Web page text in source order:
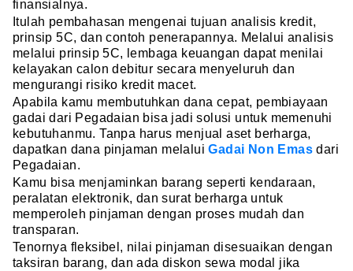
finansialnya.
Itulah pembahasan mengenai tujuan analisis kredit,
prinsip 5C, dan contoh penerapannya. Melalui analisis
melalui prinsip 5C, lembaga keuangan dapat menilai
kelayakan calon debitur secara menyeluruh dan
mengurangi risiko kredit macet.
Apabila kamu membutuhkan dana cepat, pembiayaan
gadai dari Pegadaian bisa jadi solusi untuk memenuhi
kebutuhanmu. Tanpa harus menjual aset berharga,
dapatkan dana pinjaman melaluiGadai Non Emas dari
Pegadaian.
Kamu bisa menjaminkan barang seperti kendaraan,
peralatan elektronik, dan surat berharga untuk
memperoleh pinjaman dengan proses mudah dan
transparan.
Tenornya fleksibel, nilai pinjaman disesuaikan dengan
taksiran barang, dan ada diskon sewa modal jika